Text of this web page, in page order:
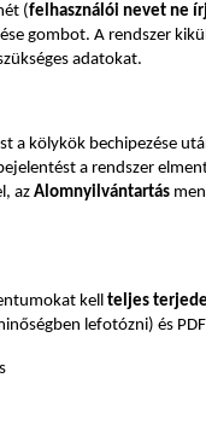
(felhasználói nevet ne
gombot. A rendszer
adatokat.
a kölykök bechipezése
a rendszer
az Alomnyilvántartás
kell teljes
lefotózni) és